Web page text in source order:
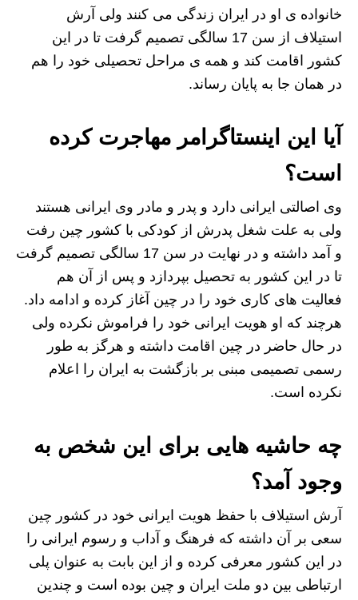
خانواده ی او در ایران زندگی می کنند ولی آرش
استیلاف از سن 17 سالگی تصمیم گرفت تا در این
کشور اقامت کند و همه ی مراحل تحصیلی خود را هم
در همان جا به پایان رساند.
آیا این اینستاگرامر مهاجرت کرده
است؟
وی اصالتی ایرانی دارد و پدر و مادر وی ایرانی هستند
ولی به علت شغل پدرش از کودکی با کشور چین رفت
و آمد داشته و در نهایت در سن 17 سالگی تصمیم گرفت
تا در این کشور به تحصیل بپردازد و پس از آن هم
فعالیت های کاری خود را در چین آغاز کرده و ادامه داد.
هرچند که او هویت ایرانی خود را فراموش نکرده ولی
در حال حاضر در چین اقامت داشته و هرگز به طور
رسمی تصمیمی مبنی بر بازگشت به ایران را اعلام
نکرده است.
چه حاشیه هایی برای این شخص به
وجود آمد؟
آرش استیلاف با حفظ هویت ایرانی خود در کشور چین
سعی بر آن داشته که فرهنگ و آداب و رسوم ایرانی را
در این کشور معرفی کرده و از این بابت به عنوان پلی
ارتباطی بین دو ملت ایران و چین بوده است و چندین